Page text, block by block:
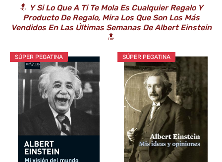
🔝 Y Si Lo Que A Ti Te Mola Es Cualquier Regalo Y
Producto De Regalo, Mira Los Que Son Los Más
Vendidos En Las Últimas Semanas De Albert Einstein
🔝
SÚPER PEGATINA SÚPER PEGATINA